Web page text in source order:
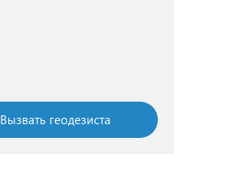
Вызвать геодезиста